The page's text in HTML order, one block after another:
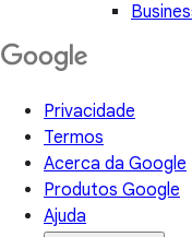
Privacidade
Termos
Acerca da Google
Produtos Google
Ajuda